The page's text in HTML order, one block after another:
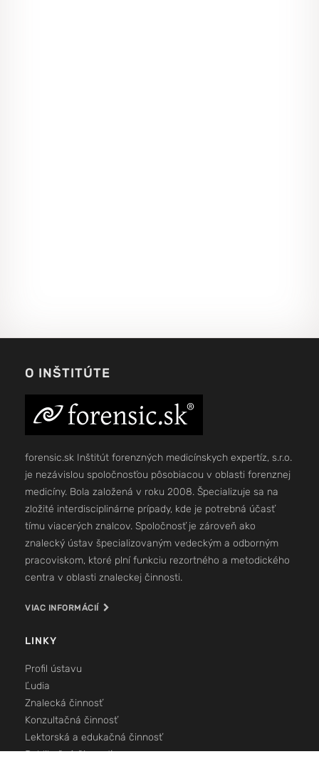
O INŠTITÚTE
forensic.sk Inštitút forenzných medicínskych expertíz, s.r.o.
je nezávislou spoločnosťou pôsobiacou v oblasti forenznej
medicíny. Bola založená v roku 2008. Špecializuje sa na
zložité interdisciplinárne prípady, kde je potrebná účasť
tímu viacerých znalcov. Spoločnosť je zároveň ako
znalecký ústav špecializovaným vedeckým a odborným
pracoviskom, ktoré plní funkciu rezortného a metodického
centra v oblasti znaleckej činnosti.
VIAC INFORMÁCIÍ
LINKY
Profil ústavu
Ľudia
Znalecká činnosť
Konzultačná činnosť
Lektorská a edukačná činnosť
Publikačná činnosť